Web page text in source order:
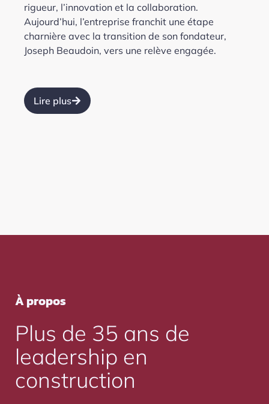
rigueur, l’innovation et la collaboration.
Aujourd’hui, l’entreprise franchit une étape
charnière avec la transition de son fondateur,
Joseph Beaudoin, vers une relève engagée.
Lire plus
À propos
Plus de 35 ans de
leadership en
construction